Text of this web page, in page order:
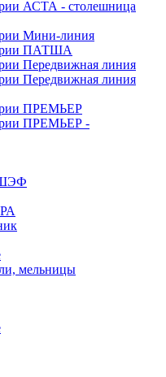
АСТА - столешница
Мини-линия
ПАТША
Передвижная линия
Передвижная линия
ПРЕМЬЕР
ПРЕМЬЕР -
мельницы